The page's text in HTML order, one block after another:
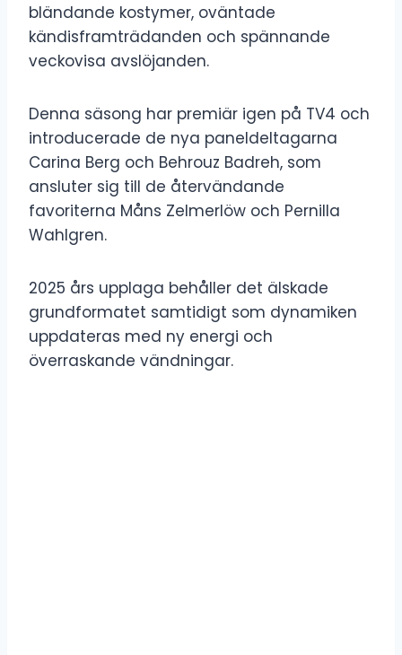
bländande kostymer, oväntade
kändisframträdanden och spännande
veckovisa avslöjanden.
Denna säsong har premiär igen på TV4 och
introducerade de nya paneldeltagarna
Carina Berg och Behrouz Badreh, som
ansluter sig till de återvändande
favoriterna Måns Zelmerlöw och Pernilla
Wahlgren.
2025 års upplaga behåller det älskade
grundformatet samtidigt som dynamiken
uppdateras med ny energi och
överraskande vändningar.